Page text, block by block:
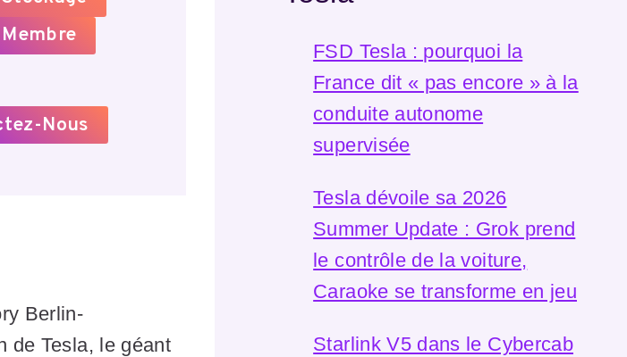
Nous
Berlin-
de Tesla, le géant
FSD Tesla : pourquoi la
France dit « pas encore » à la
conduite autonome
supervisée
Tesla dévoile sa 2026
Summer Update : Grok prend
le contrôle de la voiture,
Caraoke se transforme en jeu
Starlink V5 dans le Cybercab